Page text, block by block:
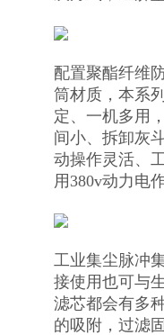
配置聚酯纤维
筒材质，本系
定、一机多用
间小、拆卸灰
动操作灵活、
用380v动力电
工业集尘脉冲
接使用也可与
滤芯都会有多
的吸附，过滤